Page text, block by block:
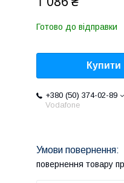
Готово до відправки
Купити
+380 (50) 374-02-89
Vodafone
повернення товару